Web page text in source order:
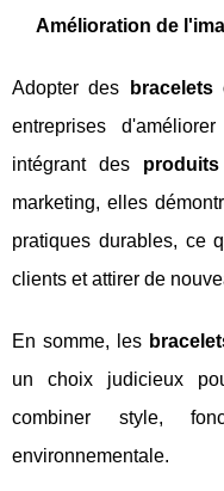
Amélioration de
Adopter des bracelets
entreprises
intégrant des
marketing, elles
pratiques durables, ce
clients et attirer de
En somme, les
un choix judicieux
combiner style,
environnementale.